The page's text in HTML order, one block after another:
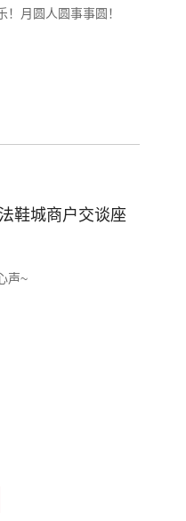
月圆人圆事事圆！
鞋城商户交谈座
声~